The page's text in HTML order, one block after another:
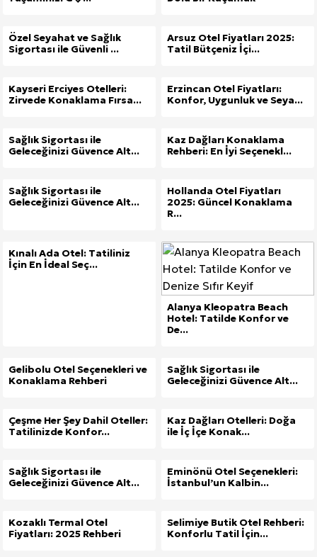
Özel Seyahat ve Sağlık
Sigortası ile Güvenli ...
Arsuz Otel Fiyatları 2025:
Tatil Bütçeniz İçi...
Kayseri Erciyes Otelleri:
Zirvede Konaklama Fırsa...
Erzincan Otel Fiyatları:
Konfor, Uygunluk ve Seya...
Sağlık Sigortası ile
Geleceğinizi Güvence Alt...
Kaz Dağları Konaklama
Rehberi: En İyi Seçenekl...
Sağlık Sigortası ile
Geleceğinizi Güvence Alt...
Hollanda Otel Fiyatları
2025: Güncel Konaklama
R...
Kınalı Ada Otel: Tatiliniz
İçin En İdeal Seç...
Alanya Kleopatra Beach
Hotel: Tatilde Konfor ve
De...
Gelibolu Otel Seçenekleri ve
Konaklama Rehberi
Sağlık Sigortası ile
Geleceğinizi Güvence Alt...
Çeşme Her Şey Dahil Oteller:
Tatilinizde Konfor...
Kaz Dağları Otelleri: Doğa
ile İç İçe Konak...
Sağlık Sigortası ile
Geleceğinizi Güvence Alt...
Eminönü Otel Seçenekleri:
İstanbul’un Kalbin...
Kozaklı Termal Otel
Fiyatları: 2025 Rehberi
Selimiye Butik Otel Rehberi:
Konforlu Tatil İçin...